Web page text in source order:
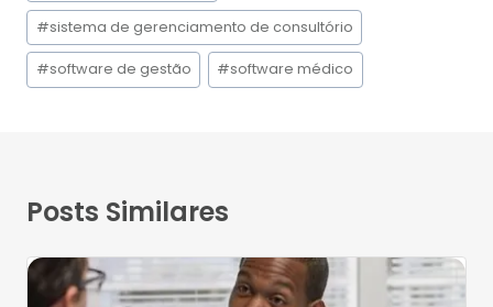
#sistema de gerenciamento de consultório
#software de gestão #software médico
Posts Similares